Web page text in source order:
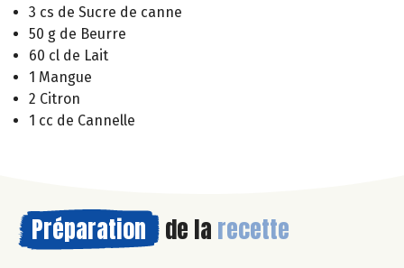
3 cs de Sucre de canne
50 g de Beurre
60 cl de Lait
1 Mangue
2 Citron
1 cc de Cannelle
Préparation de la recette